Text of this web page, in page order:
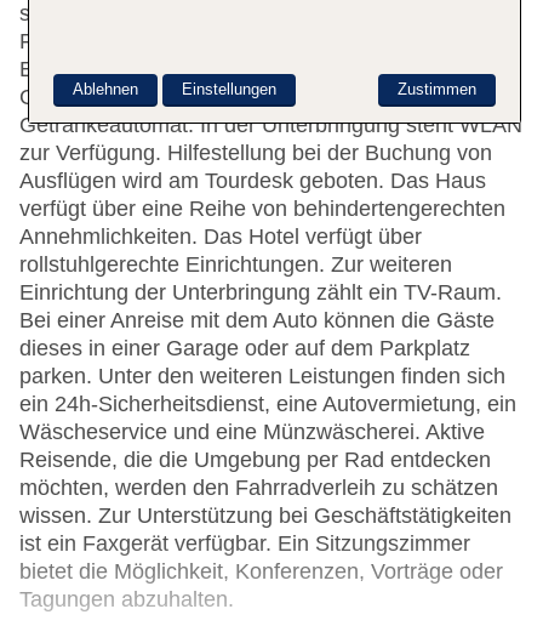
steht mehrsprachiges Personal (Englisch, Deutsch,
Französisch) mit Rat und Tat zur Seite. Zur
Einrichtung gehören eine Garderobe, eine
Gepäckaufbewahrung, ein Safe und ein
Getränkeautomat. In der Unterbringung steht WLAN
zur Verfügung. Hilfestellung bei der Buchung von
Ausflügen wird am Tourdesk geboten. Das Haus
verfügt über eine Reihe von behindertengerechten
Annehmlichkeiten. Das Hotel verfügt über
rollstuhlgerechte Einrichtungen. Zur weiteren
Einrichtung der Unterbringung zählt ein TV-Raum.
Bei einer Anreise mit dem Auto können die Gäste
dieses in einer Garage oder auf dem Parkplatz
parken. Unter den weiteren Leistungen finden sich
ein 24h-Sicherheitsdienst, eine Autovermietung, ein
Wäscheservice und eine Münzwäscherei. Aktive
Reisende, die die Umgebung per Rad entdecken
möchten, werden den Fahrradverleih zu schätzen
wissen. Zur Unterstützung bei Geschäftstätigkeiten
ist ein Faxgerät verfügbar. Ein Sitzungszimmer
bietet die Möglichkeit, Konferenzen, Vorträge oder
Tagungen abzuhalten.
Zustimmen
Ablehnen Einstellungen